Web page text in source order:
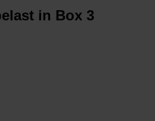
in Box 3